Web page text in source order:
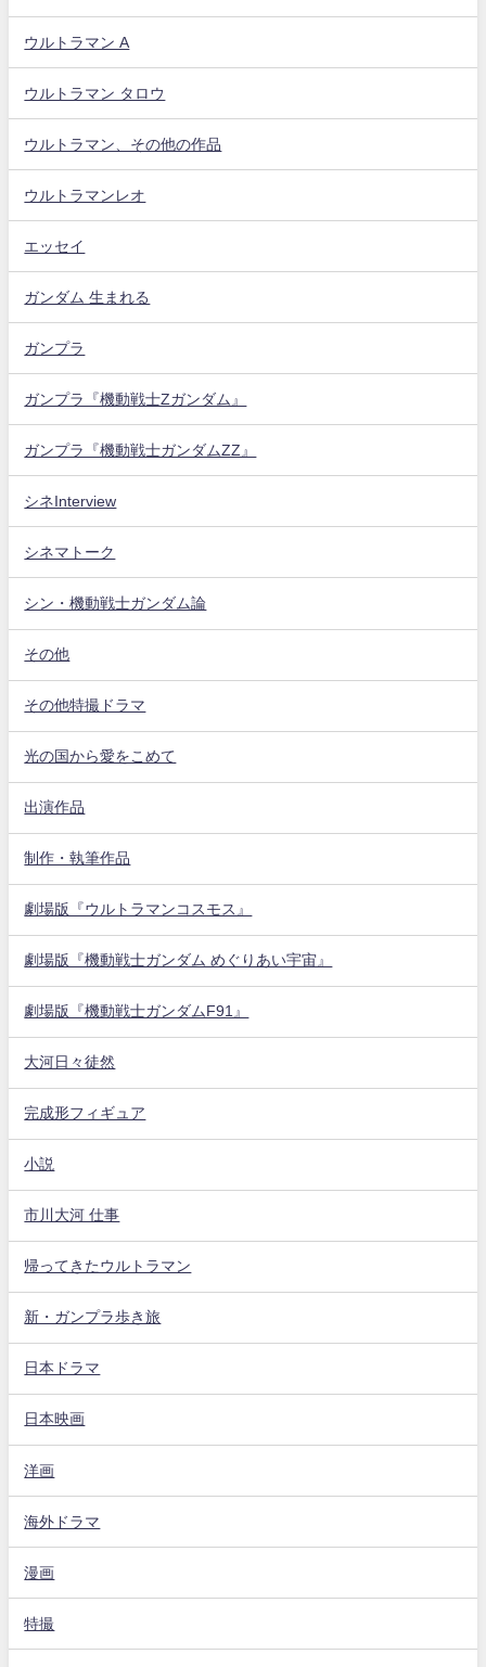
ウルトラマン A
ウルトラマン タロウ
ウルトラマン、その他の作品
ウルトラマンレオ
エッセイ
ガンダム 生まれる
ガンプラ
ガンプラ『機動戦士Zガンダム』
ガンプラ『機動戦士ガンダムZZ』
シネInterview
シネマトーク
シン・機動戦士ガンダム論
その他
その他特撮ドラマ
光の国から愛をこめて
出演作品
制作・執筆作品
劇場版『ウルトラマンコスモス』
劇場版『機動戦士ガンダム めぐりあい宇宙』
劇場版『機動戦士ガンダムF91』
大河日々徒然
完成形フィギュア
小説
市川大河 仕事
帰ってきたウルトラマン
新・ガンプラ歩き旅
日本ドラマ
日本映画
洋画
海外ドラマ
漫画
特撮